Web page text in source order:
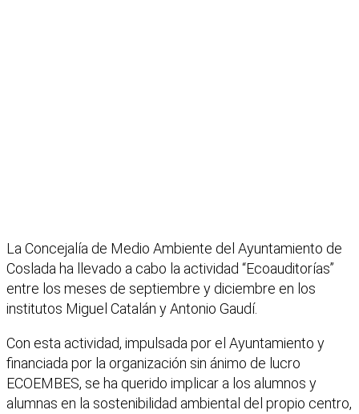
La Concejalía de Medio Ambiente del Ayuntamiento de
Coslada ha llevado a cabo la actividad “Ecoauditorías”
entre los meses de septiembre y diciembre en los
institutos Miguel Catalán y Antonio Gaudí.
Con esta actividad, impulsada por el Ayuntamiento y
financiada por la organización sin ánimo de lucro
ECOEMBES, se ha querido implicar a los alumnos y
alumnas en la sostenibilidad ambiental del propio centro,